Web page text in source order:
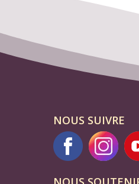
NOUS SUIVRE